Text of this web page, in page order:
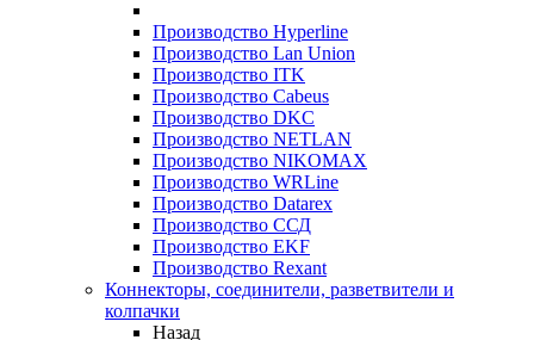
Производство Hyperline
Производство Lan Union
Производство ITK
Производство Cabeus
Производство DKC
Производство NETLAN
Производство NIKOMAX
Производство WRLine
Производство Datarex
Производство ССД
Производство EKF
Производство Rexant
Коннекторы, соединители, разветвители и
колпачки
Назад